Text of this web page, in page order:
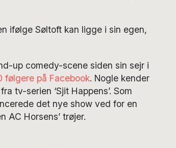
ifølge Søltoft kan ligge i sin egen,
up comedy-scene siden sin sejr i
følgere på Facebook. Nogle kender
tv-serien ‘Sjit Happens’. Som
det nye show ved for en
AC Horsens’ trøjer.